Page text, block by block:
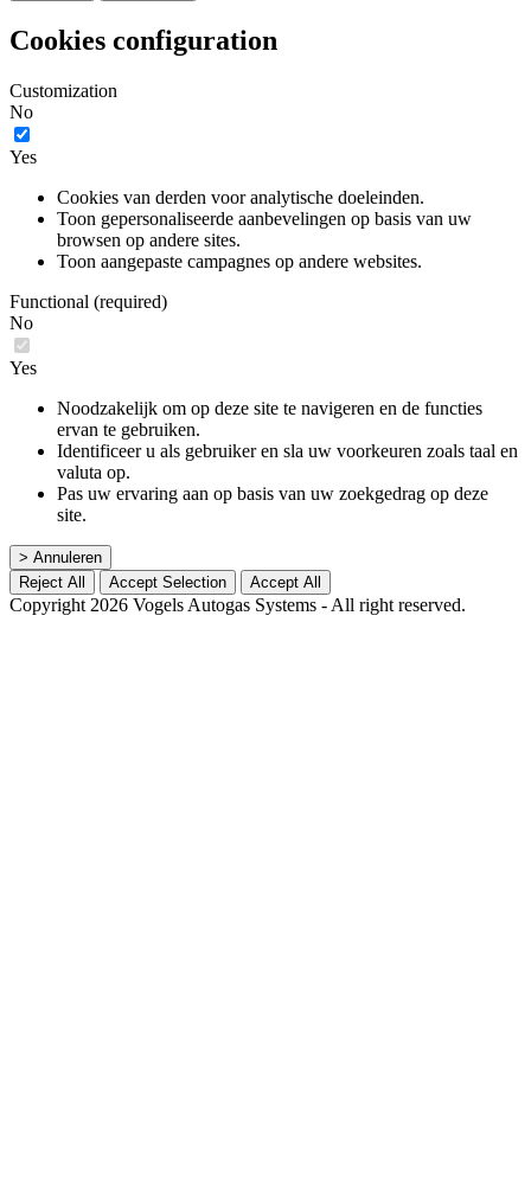
Cookies configuration
Customization
No
Yes
Cookies van derden voor analytische doeleinden.
Toon gepersonaliseerde aanbevelingen op basis van uw
browsen op andere sites.
Toon aangepaste campagnes op andere websites.
Functional (required)
No
Yes
Noodzakelijk om op deze site te navigeren en de functies
ervan te gebruiken.
Identificeer u als gebruiker en sla uw voorkeuren zoals taal en
valuta op.
Pas uw ervaring aan op basis van uw zoekgedrag op deze
site.
> Annuleren
Reject All
Accept Selection Accept All
Copyright 2026 Vogels Autogas Systems - All right reserved.